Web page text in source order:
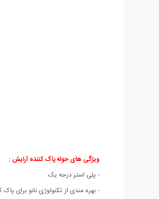
ویژگی های حوله پاک کننده آرایش :
- پلی استر درجه یک
- بهره مندی از تکنولوژی نانو برای